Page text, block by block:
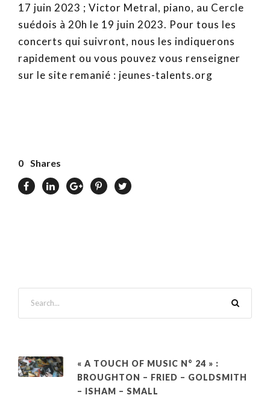
17 juin 2023 ; Victor Metral, piano, au Cercle
suédois à 20h le 19 juin 2023. Pour tous les
concerts qui suivront, nous les indiquerons
rapidement ou vous pouvez vous renseigner
sur le site remanié : jeunes-talents.org
0 Shares
« A TOUCH OF MUSIC N° 24 » :
BROUGHTON – FRIED – GOLDSMITH
– ISHAM – SMALL